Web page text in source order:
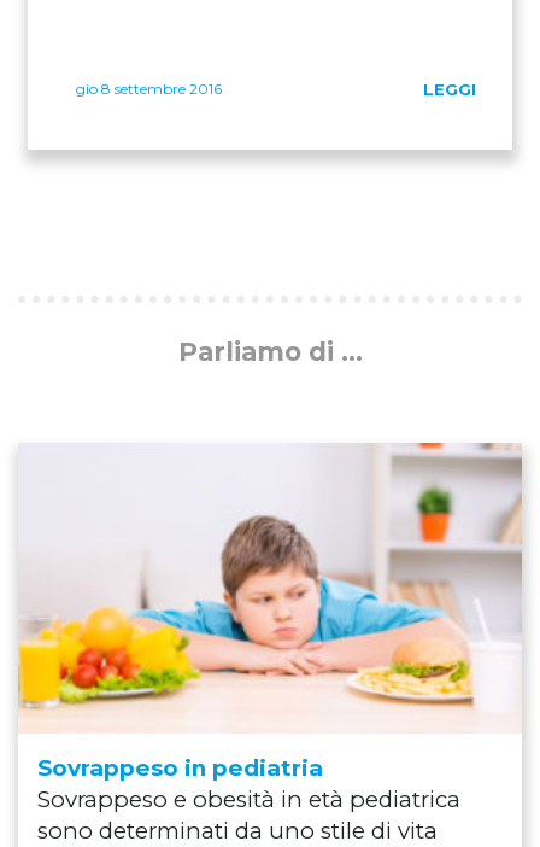
gio 8 settembre 2016 LEGGI
Parliamo di ...
Sovrappeso in pediatria
Sovrappeso e obesità in età pediatrica
sono determinati da uno stile di vita